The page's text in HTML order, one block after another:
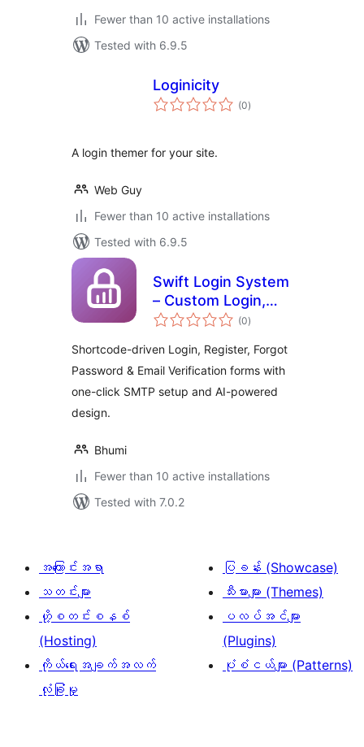
Fewer than 10 active installations
Tested with 6.9.5
Loginicity
(0total
ratings
)
A login themer for your site.
Web Guy
Fewer than 10 active installations
Tested with 6.9.5
Swift Login System
– Custom Login,
Register, Forgot
Verification Forms
(0total
ratings
)
Shortcode-driven Login, Register, Forgot
Password & Email Verification forms with
one-click SMTP setup and AI-powered
design.
Bhumi
Fewer than 10 active installations
Tested with 7.0.2
အကြောင်းအရာ
သတင်းများ
ဟို့စတင်းစနစ်
(Hosting)
ကိုယ်ရေးအချက်အလက်
လုံခြုံမှု
ပြခန်း (Showcase)
သီးမားများ (Themes)
ပလပ်အင်များ
(Plugins)
ပုံစံငယ်များ (Patterns)